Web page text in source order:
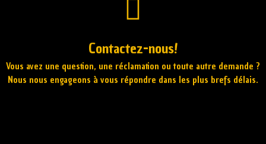
Contactez-nous!
Vous avez une question, une réclamation ou toute autre demande ?
Nous nous engageons à vous répondre dans les plus brefs délais.